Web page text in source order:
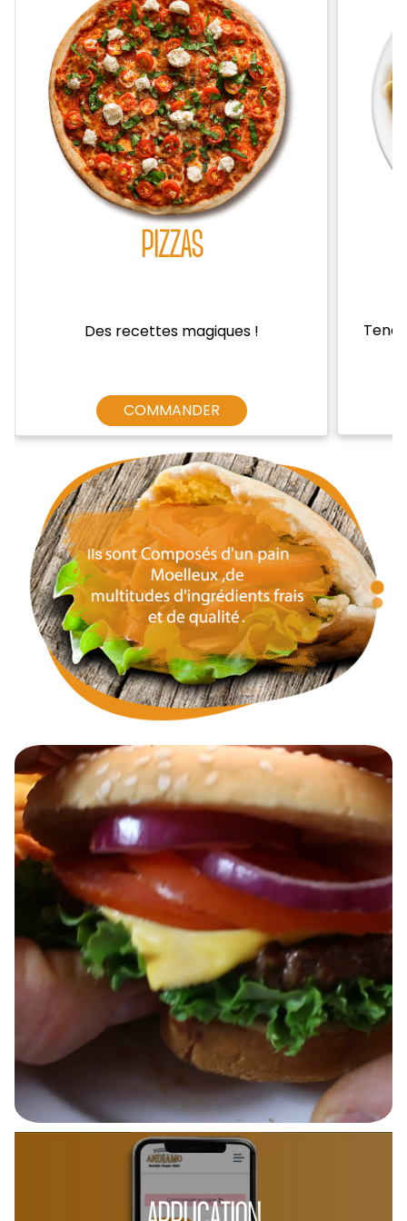
Zones de Livraison
PIZZAS
Des recettes magiques !
COMMANDER